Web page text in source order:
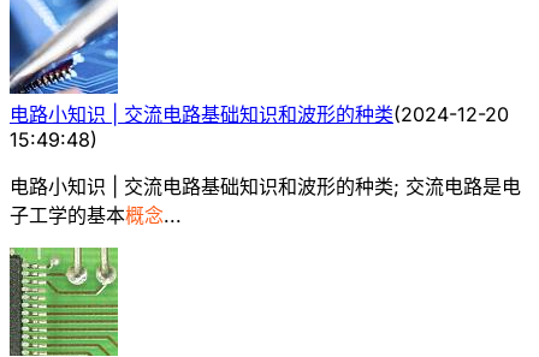
电路小知识 | 交流电路基础知识和波形的种类(2024-12-20
15:49:48)
电路小知识 | 交流电路基础知识和波形的种类; 交流电路是电
子工学的基本概念...